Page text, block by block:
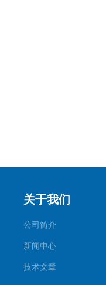
关于我们
公司简介
新闻中心
技术文章